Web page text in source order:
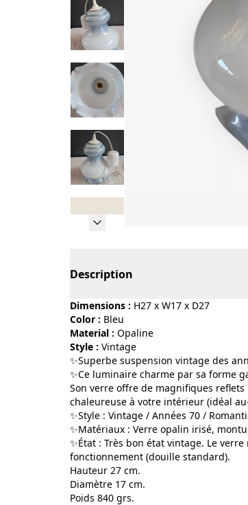
Description
Dimensions : H27 x W17 x D27
Color :
bleu
Material :
opaline
Style :
vintage
✨️Superbe suspension vintage des
✨️​Ce luminaire charme par sa forme
Son verre offre de magnifiques
chaleureuse à votre intérieur (idéal
✨️​Style : Vintage / Années 70 /
✨️​Matériaux : Verre opalin irisé,
✨️​État : Très bon état vintage. Le
fonctionnement (douille standard).
Hauteur 27 cm.
Diamètre 17 cm.
Poids 840 grs.